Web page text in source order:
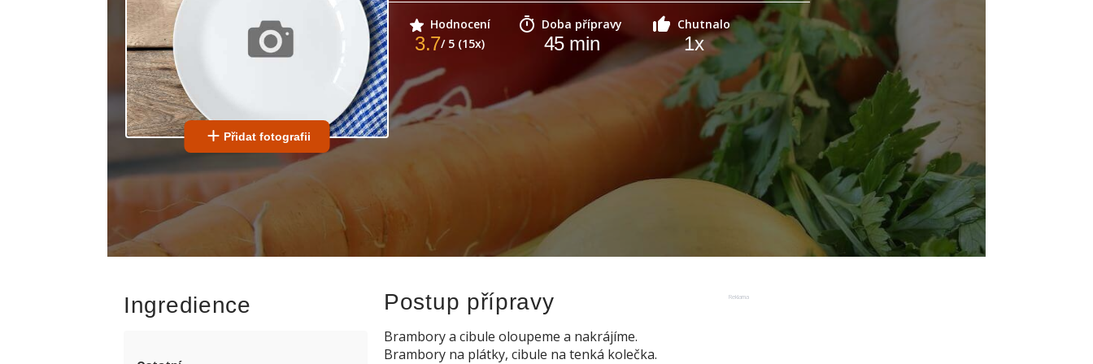
Přidat fotografii
Hodnocení
3.7/ 5 (15x)
Doba přípravy
45min
Chutnalo
1x
Reklama
Ingredience Postup přípravy
Brambory a cibule oloupeme a nakrájíme.
Brambory na plátky, cibule na tenká kolečka.